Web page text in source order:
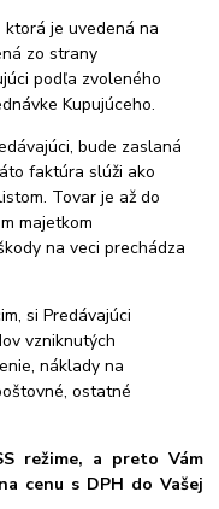
je uvedená na
zo strany
podľa zvoleného
Kupujúceho.
bude zaslaná
faktúra slúži ako
Tovar je až do
majetkom
na veci prechádza
si Predávajúci
vzniknutých
náklady na
ostatné
režime, a preto Vám
cenu s DPH do Vašej